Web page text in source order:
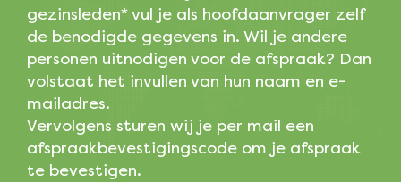
gezinsleden* vul je als hoofdaanvrager zelf
de benodigde gegevens in. Wil je andere
personen uitnodigen voor de afspraak? Dan
volstaat het invullen van hun naam en e-
mailadres.
Vervolgens sturen wij je per mail een
afspraakbevestigingscode om je afspraak
te bevestigen.